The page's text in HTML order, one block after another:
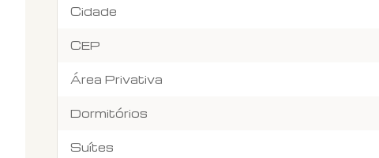
Cidade
CEP
Área Privativa
Dormitórios
Suítes